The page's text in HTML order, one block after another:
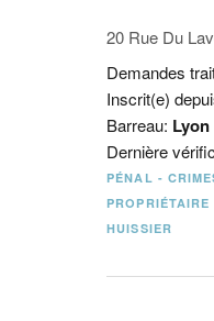
20 Rue Du
Demandes
Inscrit(e)
Barreau: Lyon
Dernière
PÉNAL -
PROPRIÉTAIRE
HUISSIER